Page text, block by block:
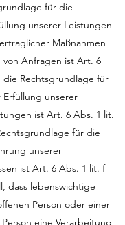
für die
unserer Leistungen
Maßnahmen
Anfragen ist Art. 6
die Rechtsgrundlage für
unserer
ist Art. 6 Abs. 1 lit.
für die
unserer
ist Art. 6 Abs. 1 lit. f
dass lebenswichtige
Person oder einer
eine Verarbeitung